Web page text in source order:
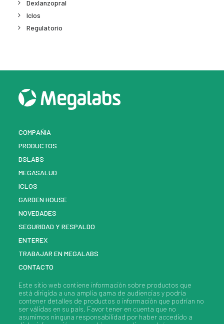
Dexlanzopral
Iclos
Regulatorio
COMPAÑIA
PRODUCTOS
DSLABS
MEGASALUD
ICLOS
GARDEN HOUSE
NOVEDADES
SEGURIDAD Y RESPALDO
ENTEREX
TRABAJAR EN MEGALABS
CONTACTO
Este sitio web contiene información sobre productos que
está dirigida a una amplia gama de audiencias y podría
contener detalles de productos o información que podrían no
ser válidas en su país. Favor tener en cuenta que no
asumimos ninguna responsabilidad por haber accedido a